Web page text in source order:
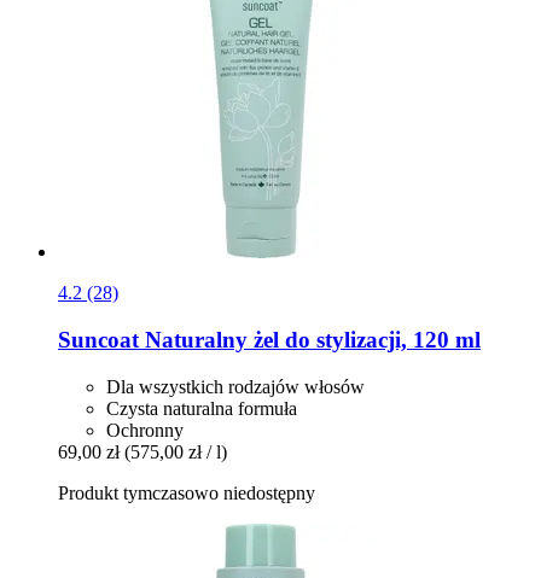
4.2 (28)
Suncoat Naturalny żel do stylizacji, 120 ml
Dla wszystkich rodzajów włosów
Czysta naturalna formuła
Ochronny
69,00 zł (575,00 zł / l)
Produkt tymczasowo niedostępny